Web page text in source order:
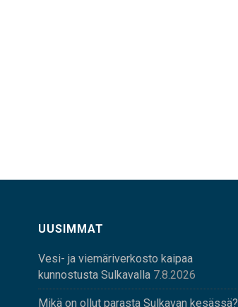
UUSIMMAT
Vesi- ja viemäriverkosto kaipaa
kunnostusta Sulkavalla 7.8.2026
Mikä on ollut parasta Sulkavan kesässä?